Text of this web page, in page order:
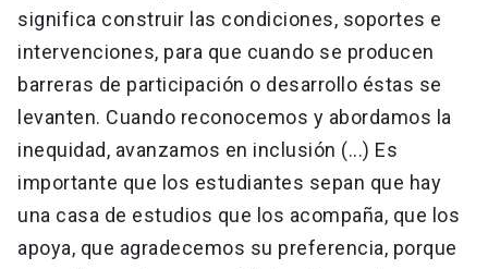
significa construir las condiciones, soportes e
intervenciones, para que cuando se producen
barreras de participación o desarrollo éstas se
levanten. Cuando reconocemos y abordamos la
inequidad, avanzamos en inclusión (...) Es
importante que los estudiantes sepan que hay
una casa de estudios que los acompaña, que los
apoya, que agradecemos su preferencia, porque